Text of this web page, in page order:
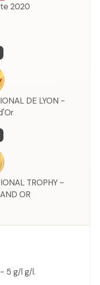
2020
DE LYON -
TROPHY -
OR
5 g/l g/l.